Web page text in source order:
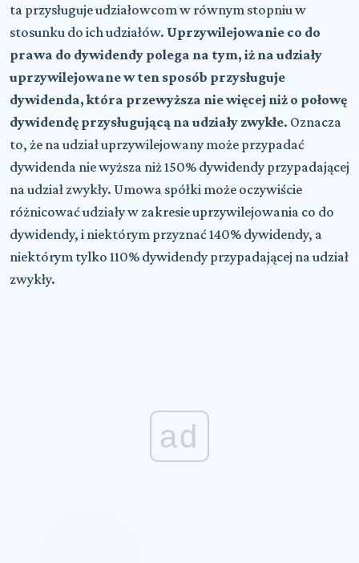
ta przysługuje udziałowcom w równym stopniu w
stosunku do ich udziałów. Uprzywilejowanie co do
prawa do dywidendy polega na tym, iż na udziały
uprzywilejowane w ten sposób przysługuje
dywidenda, która przewyższa nie więcej niż o połowę
dywidendę przysługującą na udziały zwykłe. Oznacza
to, że na udział uprzywilejowany może przypadać
dywidenda nie wyższa niż 150% dywidendy przypadającej
na udział zwykły. Umowa spółki może oczywiście
różnicować udziały w zakresie uprzywilejowania co do
dywidendy, i niektórym przyznać 140% dywidendy, a
niektórym tylko 110% dywidendy przypadającej na udział
zwykły.
ad